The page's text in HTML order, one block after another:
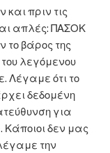
και πριν τις
απλές: ΠΑΣΟΚ
βάρος της
λεγόμενου
Λέγαμε ότι το
δεδομένη
για
δεν μας
την